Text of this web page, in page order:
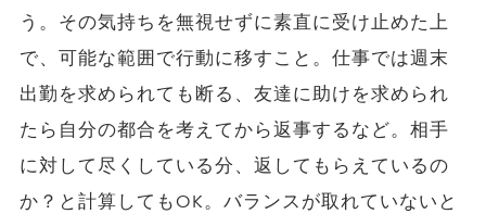
う。その気持ちを無視せずに素直に受け止めた上
で、可能な範囲で行動に移すこと。仕事では週末
出勤を求められても断る、友達に助けを求められ
たら自分の都合を考えてから返事するなど。相手
に対して尽くしている分、返してもらえているの
か？と計算してもOK。バランスが取れていないと